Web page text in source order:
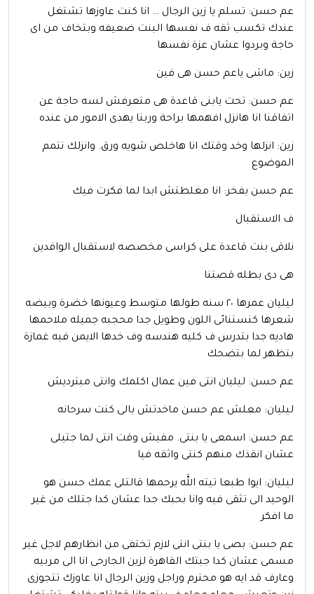
عم حسن: تسلم يا زين الرجال … انا كنت عاوزها تشتغل
عندك تكسب ثقه ف نفسها البنت ضعيفه وبتخاف من اى
حاجة وبردوا عشان عزة نفسها
زين: ماشى ياعم حسن هى فين
عم حسن: تحت يابنى قاعدة هى متعرفش لسه حاجة عن
اتفاقنا انا هانزل افهمها براحة وربنا يهدى الامور من عنده
زين: انزلها وخد وقتك انا هاخلص شويه ورق. وانزلك نتمم
الموضوع
عم حسن بفخر: انا مغلطتش ابدا لما فكرت فيك
ف الاستقبال
نلاقى بنت قاعدة على كراسى مخصصه لاستقبال الوافدين
هى دى بطله قصتنا
ليليان عمرها ٢٠ سنه طولها متوسط وعيونها خضرة وبيضه
شعرها كنستنائى اللون وطويل جدا محجبه جميله ملاحمها
هاديه جدا بتدرس ف كليه هندسه وف خدها الايمن فيه غمازة
بتظهر لما بتضحك
عم حسن: ليليان انتى فين عمال اكلمك وانتى مبترديش
ليليان: معلش عم حسن ماخدتش بالى كنت سرحانه
عم حسن: اسمعى يا بنتى. مفيش وقت انتى لما جتيلى
عشان انقذك منهم كنتى واثقه فيا
ليليان: ايوا طبعا تيته الله يرحمها قالتلى عمك حسن هو
الوحيد الى تثقى فيه وانا بحبك جدا عشان كدا جتلك من غير
ما افكر
عم حسن: بصى يا بنتى انتى لازم تختفى من انظارهم لاجل غير
مسمى عشان كدا جبتك القاهرة لزين الجارحى انا الى مربيه
وعارف قد ايه هو محترم وراجل وزين الرجال انا عاوزك تتجوزى